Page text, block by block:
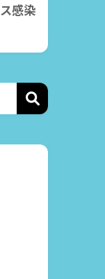
感染